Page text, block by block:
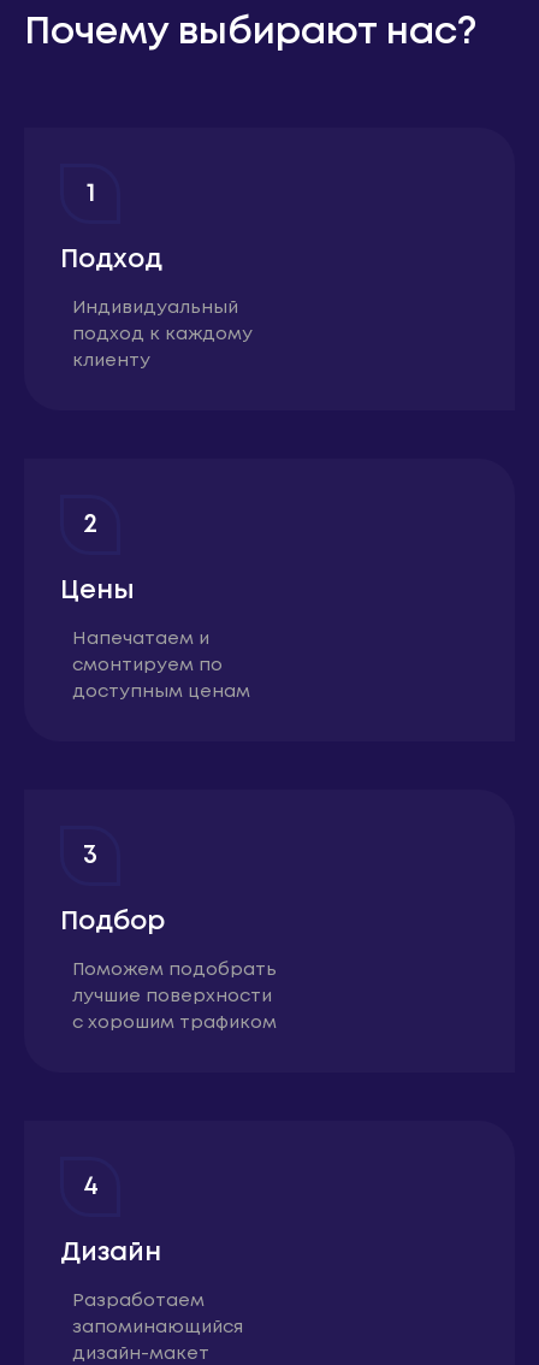
Почему выбирают нас?
1
Подход
Индивидуальный
подход к каждому
клиенту
2
Цены
Напечатаем и
смонтируем по
доступным ценам
3
Подбор
Поможем подобрать
лучшие поверхности
с хорошим трафиком
4
Дизайн
Разработаем
запоминающийся
дизайн-макет